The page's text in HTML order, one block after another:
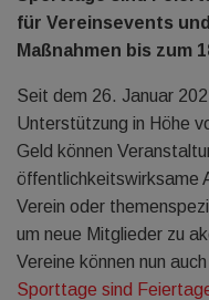
für Vereinsevents
Maßnahmen bis zum
Seit dem 26. Januar
Unterstützung in Höhe
Geld können
öffentlichkeitswirksame
Verein oder
um neue Mitglieder zu
Vereine können nun
Sporttage sind